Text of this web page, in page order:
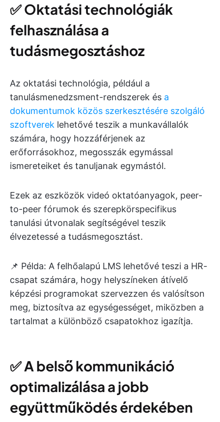
✅Oktatási technológiák
felhasználása a
tudásmegosztáshoz
Az oktatási technológia, például a
tanulásmenedzsment-rendszerek és a
dokumentumok közös szerkesztésére szolgáló
szoftverek lehetővé teszik a munkavállalók
számára, hogy hozzáférjenek az
erőforrásokhoz, megosszák egymással
ismereteiket és tanuljanak egymástól.
Ezek az eszközök videó oktatóanyagok, peer-
to-peer fórumok és szerepkörspecifikus
tanulási útvonalak segítségével teszik
élvezetessé a tudásmegosztást.
📌 Példa: A felhőalapú LMS lehetővé teszi a HR-
csapat számára, hogy helyszíneken átívelő
képzési programokat szervezzen és valósítson
meg, biztosítva az egységességet, miközben a
tartalmat a különböző csapatokhoz igazítja.
✅A belső kommunikáció
optimalizálása a jobb
együttműködés érdekében